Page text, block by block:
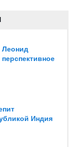
Леонид
Индия